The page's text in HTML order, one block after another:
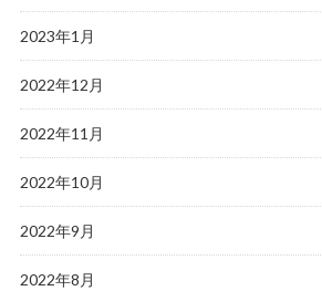
2023年1月
2022年12月
2022年11月
2022年10月
2022年9月
2022年8月